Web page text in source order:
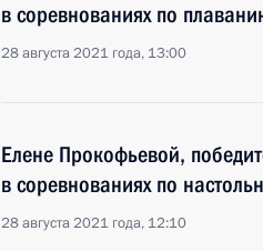
в соревнованиях по
28 августа 2021 года, 13:00
Елене Прокофьевой,
в соревнованиях по
28 августа 2021 года, 12:10